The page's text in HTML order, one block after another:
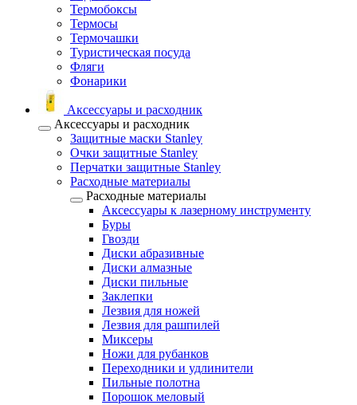
Термобоксы
Термосы
Термочашки
Туристическая посуда
Фляги
Фонарики
Аксессуары и расходник
Аксессуары и расходник
Защитные маски Stanley
Очки защитные Stanley
Перчатки защитные Stanley
Расходные материалы
Расходные материалы
Аксессуары к лазерному инструменту
Буры
Гвозди
Диски абразивные
Диски алмазные
Диски пильные
Заклепки
Лезвия для ножей
Лезвия для рашпилей
Миксеры
Ножи для рубанков
Переходники и удлинители
Пильные полотна
Порошок меловый